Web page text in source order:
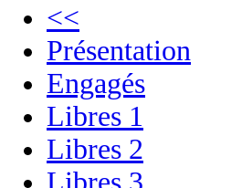
<<
Présentation
Engagés
Libres 1
Libres 2